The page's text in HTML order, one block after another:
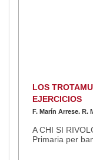
LOS
EJERCICIOS
F. Marín Arrese. R.
A CHI SI
Primaria per